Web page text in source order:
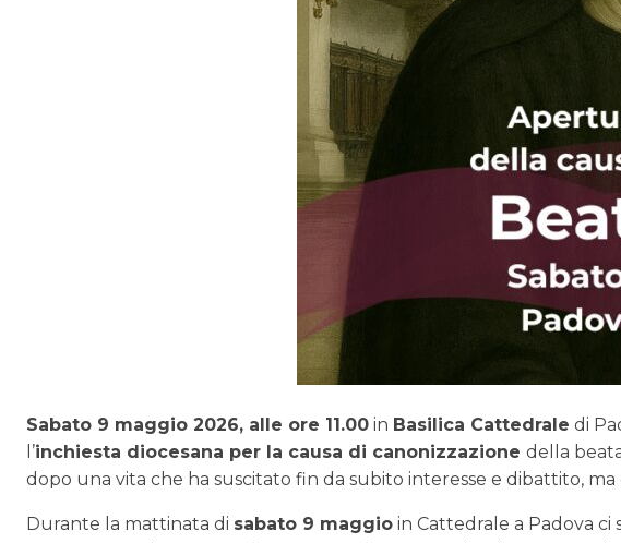
Sabato 9 maggio 2026, alle ore 11.00 in Basilica Cattedrale di
l’inchiesta diocesana per la causa di canonizzazione della
dopo una vita che ha suscitato fin da subito interesse e dibattito,
Durante la mattinata di sabato 9 maggio in Cattedrale a Padova ci